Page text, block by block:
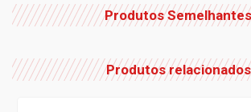
Produtos
Produtos